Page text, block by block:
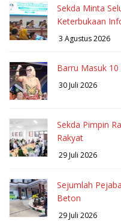
Sekda Minta
Keterbukaan
3 Agustus 2026
Barru Masuk 10
30 Juli 2026
Sekda Pimpin
Rakyat
29 Juli 2026
Sejumlah
Beton
29 Juli 2026